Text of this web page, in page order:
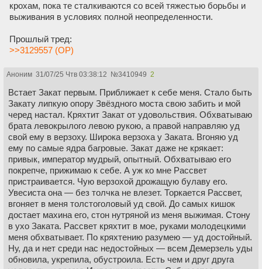
крохам, пока те сталкиваются со всей тяжестью борьбы и
выживания в условиях полной неопределенности.
Прошлый тред:
>>3129557 (OP)
Аноним 31/07/25 Чтв 03:38:12 №3410949 2
Встает Закат первым. Приближает к себе меня. Стало быть
Закату липкую опору Звёздного моста свою забить и мой
черед настал. Кряхтит Закат от удовольствия. Обхватываю
брата левокрылого левою рукою, а правой направляю уд
свой ему в верзоху. Широка верзоха у Заката. Вгоняю уд
ему по самые ядра багровые. Закат даже не крякает:
привык, император мудрый, опытный. Обхватываю его
покрепче, прижимаю к себе. А уж ко мне Рассвет
пристраивается. Чую верзохой дрожащую булаву его.
Увесиста она — без толчка не влезет. Торкается Рассвет,
вгоняет в меня толстоголовый уд свой. До самых кишок
достает махина его, стон нутряной из меня выжимая. Стону
в ухо Заката. Рассвет кряхтит в мое, руками молодецкими
меня обхватывает. По кряхтению разумею — уд достойный.
Ну, да и нет среди нас недостойных — всем Демерзель уды
обновила, укрепила, обустроила. Есть чем и друг друга